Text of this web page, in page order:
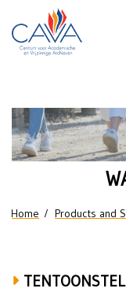
Skip to main content
You are
Home Products and